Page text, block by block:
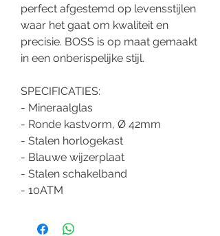
perfect afgestemd op levensstijlen
waar het gaat om kwaliteit en
precisie. BOSS is op maat gemaakt
in een onberispelijke stijl.
SPECIFICATIES:
- Mineraalglas
- Ronde kastvorm, Ø 42mm
- Stalen horlogekast
- Blauwe wijzerplaat
- Stalen schakelband
- 10ATM